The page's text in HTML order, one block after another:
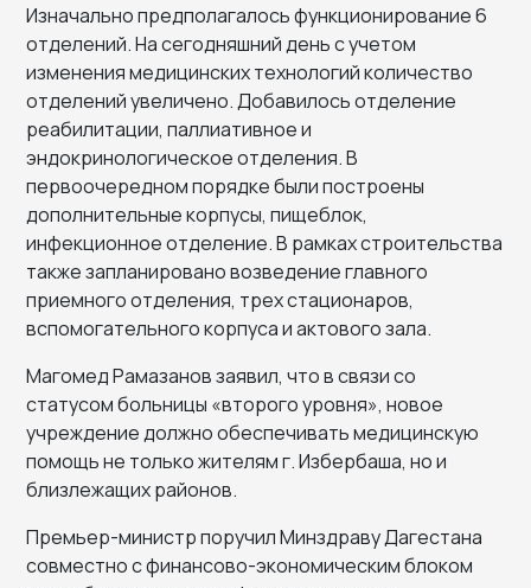
Изначально предполагалось функционирование 6
отделений. На сегодняшний день с учетом
изменения медицинских технологий количество
отделений увеличено. Добавилось отделение
реабилитации, паллиативное и
эндокринологическое отделения. В
первоочередном порядке были построены
дополнительные корпусы, пищеблок,
инфекционное отделение. В рамках строительства
также запланировано возведение главного
приемного отделения, трех стационаров,
вспомогательного корпуса и актового зала.
Магомед Рамазанов заявил, что в связи со
статусом больницы «второго уровня», новое
учреждение должно обеспечивать медицинскую
помощь не только жителям г. Избербаша, но и
близлежащих районов.
Премьер-министр поручил Минздраву Дагестана
совместно с финансово-экономическим блоком